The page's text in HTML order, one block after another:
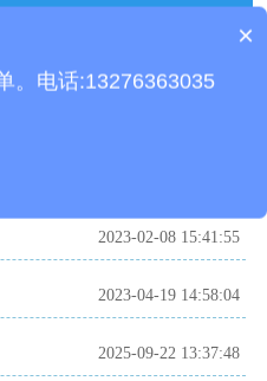
2023-02-08 15:41:55
2023-04-19 14:58:04
2025-09-22 13:37:48
产品包含安装吗？
×
。电话:13276363035